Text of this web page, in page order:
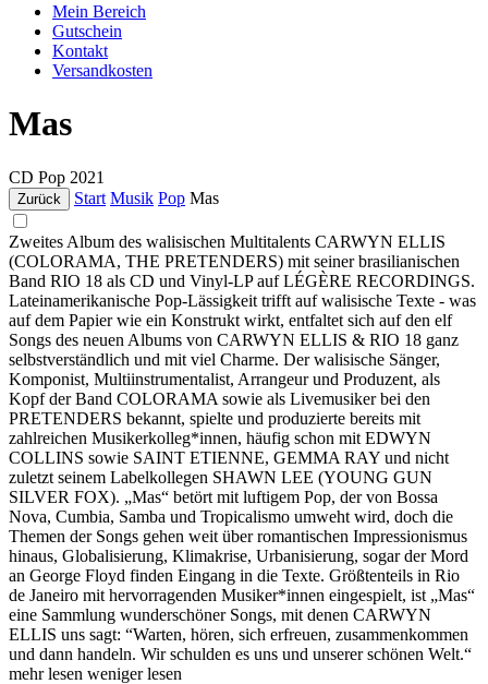
Mein Bereich
Gutschein
Kontakt
Versandkosten
Mas
CD Pop 2021
Zurück Start Musik Pop Mas
Zweites Album des walisischen Multitalents CARWYN ELLIS
(COLORAMA, THE PRETENDERS) mit seiner brasilianischen
Band RIO 18 als CD und Vinyl-LP auf LÉGÈRE RECORDINGS.
Lateinamerikanische Pop-Lässigkeit trifft auf walisische Texte - was
auf dem Papier wie ein Konstrukt wirkt, entfaltet sich auf den elf
Songs des neuen Albums von CARWYN ELLIS & RIO 18 ganz
selbstverständlich und mit viel Charme. Der walisische Sänger,
Komponist, Multiinstrumentalist, Arrangeur und Produzent, als
Kopf der Band COLORAMA sowie als Livemusiker bei den
PRETENDERS bekannt, spielte und produzierte bereits mit
zahlreichen Musikerkolleg*innen, häufig schon mit EDWYN
COLLINS sowie SAINT ETIENNE, GEMMA RAY und nicht
zuletzt seinem Labelkollegen SHAWN LEE (YOUNG GUN
SILVER FOX). „Mas“ betört mit luftigem Pop, der von Bossa
Nova, Cumbia, Samba und Tropicalismo umweht wird, doch die
Themen der Songs gehen weit über romantischen Impressionismus
hinaus, Globalisierung, Klimakrise, Urbanisierung, sogar der Mord
an George Floyd finden Eingang in die Texte. Größtenteils in Rio
de Janeiro mit hervorragenden Musiker*innen eingespielt, ist „Mas“
eine Sammlung wunderschöner Songs, mit denen CARWYN
ELLIS uns sagt: “Warten, hören, sich erfreuen, zusammenkommen
und dann handeln. Wir schulden es uns und unserer schönen Welt.“
mehr lesen weniger lesen